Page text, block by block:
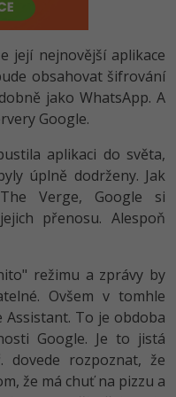
SEO
její nejnovější aplikace
obsahovat šifrování
jako WhatsApp. A
Google.
aplikaci do světa,
úplně dodrženy. Jak
Verge, Google si
přenosu. Alespoň
režimu a zprávy by
Ovšem v tomhle
To je obdoba
Google. Je to jistá
dovede rozpoznat, že
že má chuť na pizzu a